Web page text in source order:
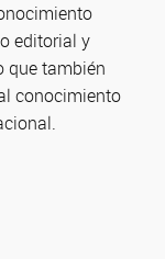
editorial y
que también
conocimiento